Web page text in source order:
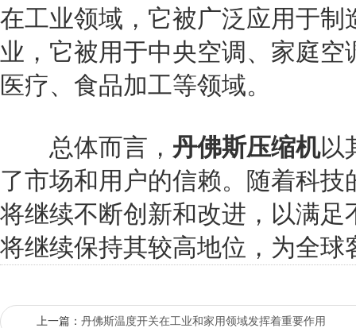
在工业领域，它被广泛应用于
业，它被用于中央空调、家庭
医疗、食品加工等领域。
总体而言， 丹佛斯压缩机以
了市场和用户的信赖。随着科
将继续不断创新和改进，以满
将继续保持其较高地位，为全
上一篇： 丹佛斯温度开关在工业和家用领域发挥着重要作用